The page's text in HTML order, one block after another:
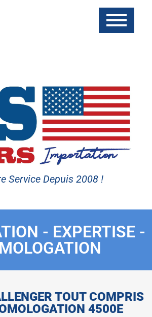
Service Depuis 2008 !
- EXPERTISE -
TOUT COMPRIS
4500E